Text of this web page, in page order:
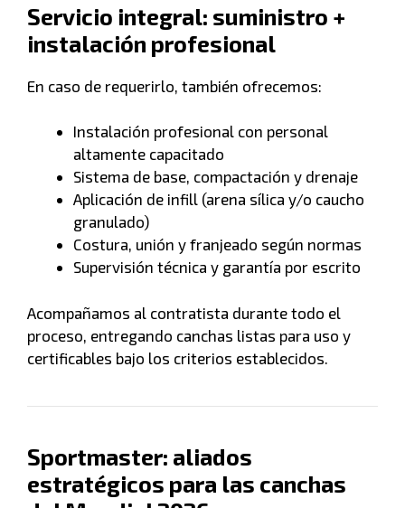
Servicio integral: suministro +
instalación profesional
En caso de requerirlo, también ofrecemos:
Instalación profesional con personal
altamente capacitado
Sistema de base, compactación y drenaje
Aplicación de infill (arena sílica y/o caucho
granulado)
Costura, unión y franjeado según normas
Supervisión técnica y garantía por escrito
Acompañamos al contratista durante todo el
proceso, entregando canchas listas para uso y
certificables bajo los criterios establecidos.
Sportmaster: aliados
estratégicos para las canchas